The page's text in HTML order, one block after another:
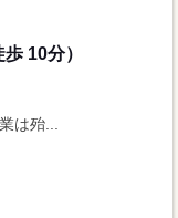
10分）
は殆...